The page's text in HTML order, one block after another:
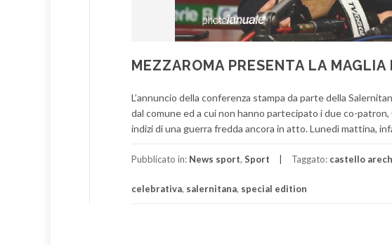
MEZZAROMA PRESENTA LA MAGLIA
L’annuncio della conferenza stampa da parte della
dal comune ed a cui non hanno partecipato i due co-
indizi di una guerra fredda ancora in atto. Lunedì mattina,
Pubblicato in: News sport, Sport Taggato: castello
celebrativa, salernitana, special edition